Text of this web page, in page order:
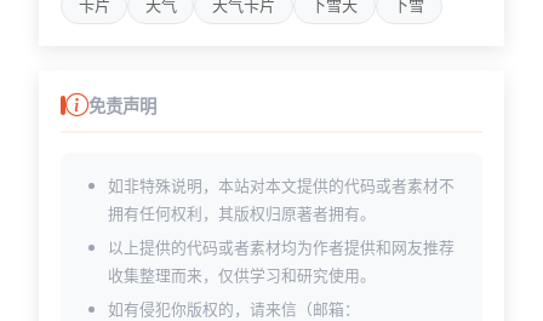
卡片 天气 天气卡片 下雪天 下雪
免责声明
如非特殊说明，本站对本文提供的代码或者素材不
拥有任何权利，其版权归原著者拥有。
以上提供的代码或者素材均为作者提供和网友推荐
收集整理而来，仅供学习和研究使用。
如有侵犯你版权的，请来信（邮箱：